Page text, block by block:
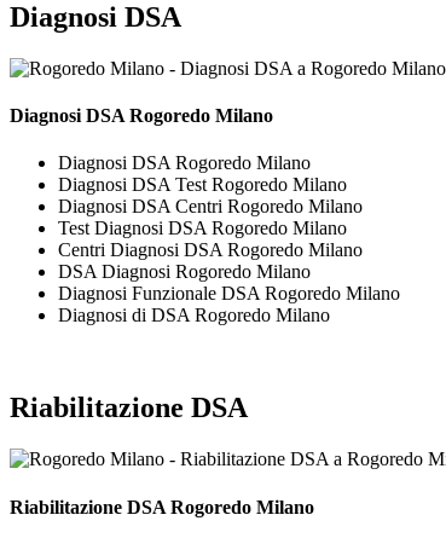
Diagnosi DSA
Diagnosi DSA Rogoredo Milano
Diagnosi DSA Rogoredo Milano
Diagnosi DSA Test Rogoredo Milano
Diagnosi DSA Centri Rogoredo Milano
Test Diagnosi DSA Rogoredo Milano
Centri Diagnosi DSA Rogoredo Milano
DSA Diagnosi Rogoredo Milano
Diagnosi Funzionale DSA Rogoredo Milano
Diagnosi di DSA Rogoredo Milano
Riabilitazione DSA
Riabilitazione DSA Rogoredo Milano